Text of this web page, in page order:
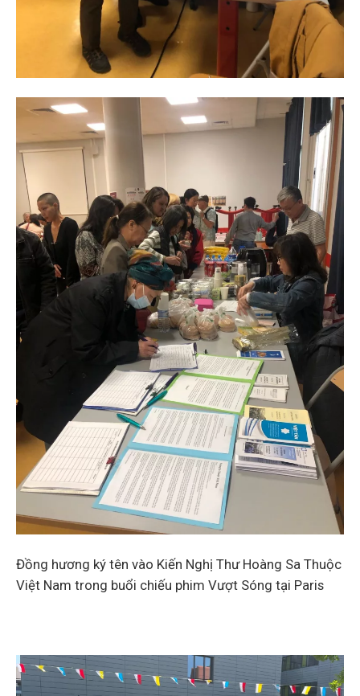
Đồng hương ký tên vào Kiến Nghị Thư Hoàng Sa Thuộc
Việt Nam trong buổi chiếu phim Vượt Sóng tại Paris